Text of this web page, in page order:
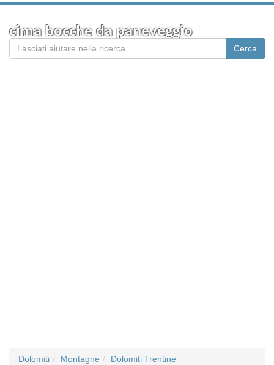
cima bocche da paneveggio
Dolomiti Montagne
Dolomiti Trentine